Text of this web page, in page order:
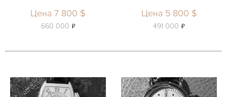
Цена 7 800 $
660 000 ь
Цена 5 800 $
491 000 ь